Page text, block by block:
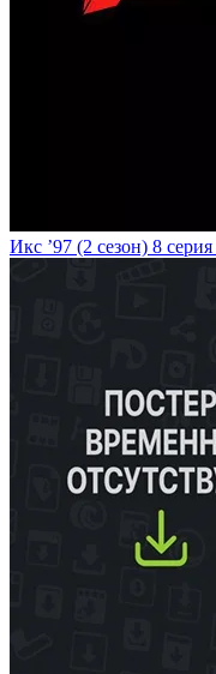
Икс ’97 (2 сезон) 8 серия